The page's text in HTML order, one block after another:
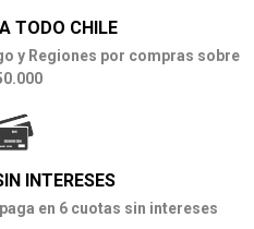
TODO CHILE
y Regiones por compras sobre
INTERESES
en 6 cuotas sin intereses